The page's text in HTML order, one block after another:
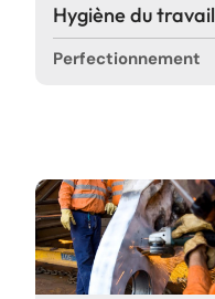
Hygiène du travail
Perfectionnement